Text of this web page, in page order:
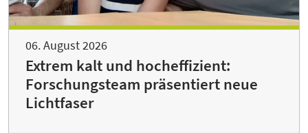
06. August 2026
Extrem kalt und hocheffizient:
Forschungsteam präsentiert neue
Lichtfaser